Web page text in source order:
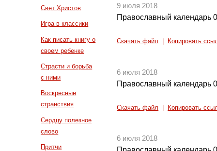
Свет Христов
Игра в классики
Как писать книгу о
своем ребенке
Страсти и борьба
с ними
Воскресные
странствия
Сердцу полезное
слово
Притчи
9 июля 2018
Православный календарь
Скачать файл Копировать
6 июля 2018
Православный календарь
Скачать файл Копировать
6 июля 2018